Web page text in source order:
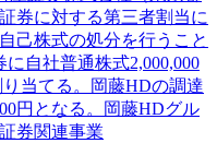
券に対する第三者割当に
己株式の処分を行うこと
自社普通株式2,000,000
当てる。岡藤HDの調達
円となる。岡藤HDグル
券関連事業